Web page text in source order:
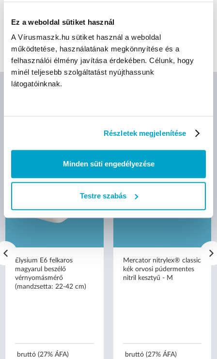
Ez a weboldal sütiket használ
A Vírusmaszk.hu sütiket használ a weboldal
működtetése, használatának megkönnyítése és a
felhasználói élmény javítása érdekében. Célunk, hogy
minél teljesebb szolgáltatást nyújthassunk
látogatóinknak.
Részletek megjelenítése
Minden süti engedélyezése
Testre szabás
Elysium E6 felkaros
magyarul beszélő
vérnyomásmérő
(mandzsetta: 22-42 cm)
bruttó (27% ÁFA)
Mercator nitrylex® classic
kék orvosi púdermentes
nitril kesztyű - M
bruttó (27% ÁFA)